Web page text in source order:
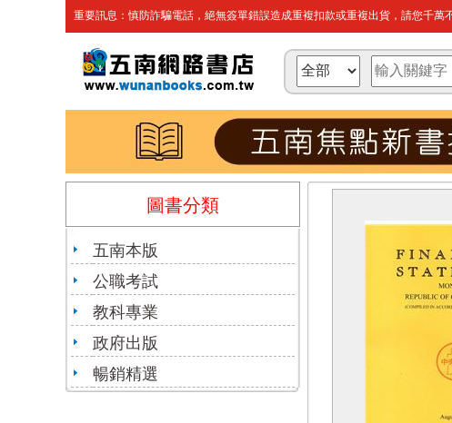
重要訊息：慎防詐騙電話，絕無簽單錯誤造成重複扣款或重複出貨，請您千萬
圖書分類
五南本版
公職考試
教科專業
政府出版
暢銷精選